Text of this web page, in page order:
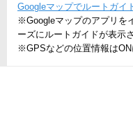
Googleマップでルートガイ
※Googleマップのアプリを
ーズにルートガイドが表示
※GPSなどの位置情報はON